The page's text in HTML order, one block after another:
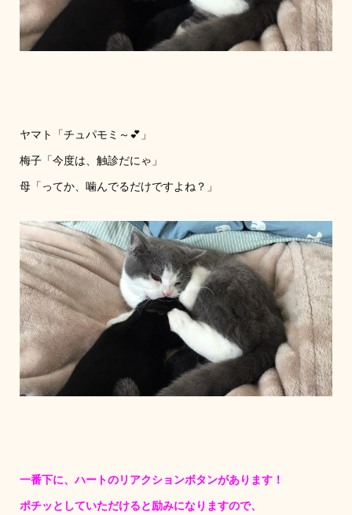
ヤマト「チュパモミ～💕」
梅子「今度は、触診だにゃ」
母「ってか、噛んでるだけですよね？」
一番下に、ハートのリアクションボタンがあります！
ポチッとしていただけると励みになりますので、